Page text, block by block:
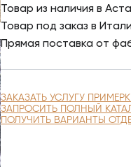
Товар из наличия в
Товар под заказ в
Прямая поставка от
ЗАКАЗАТЬ УСЛУГУ
ЗАПРОСИТЬ ПОЛНЫЙ
ПОЛУЧИТЬ ВАРИАНТЫ